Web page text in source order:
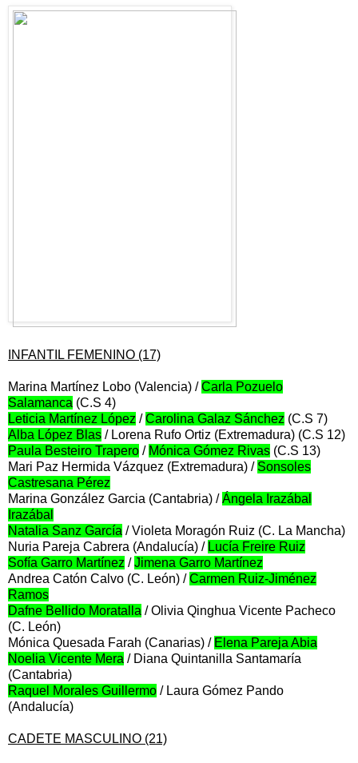
INFANTIL FEMENINO (17)
Marina Martínez Lobo (Valencia) /Carla Pozuelo
Salamanca (C.S 4)
Leticia Martínez López /Carolina Galaz Sánchez (C.S 7)
Alba López Blas / Lorena Rufo Ortiz (Extremadura) (C.S 12)
Paula Besteiro Trapero / Mónica Gómez Rivas (C.S 13)
Mari Paz Hermida Vázquez (Extremadura) / Sonsoles
Castresana Pérez
Marina González Garcia (Cantabria) /Ángela Irazábal
Irazábal
Natalia Sanz García / Violeta Moragón Ruiz (C. La Mancha)
Nuria Pareja Cabrera (Andalucía) / Lucía Freire Ruiz
Sofía Garro Martínez /Jimena Garro Martínez
Andrea Catón Calvo (C. León) /Carmen Ruiz-Jiménez
Ramos
Dafne Bellido Moratalla / Olivia Qinghua Vicente Pacheco
(C. León)
Mónica Quesada Farah (Canarias) / Elena Pareja Abia
Noelia Vicente Mera / Diana Quintanilla Santamaría
(Cantabria)
Raquel Morales Guillermo / Laura Gómez Pando
(Andalucía)
CADETE MASCULINO (21)